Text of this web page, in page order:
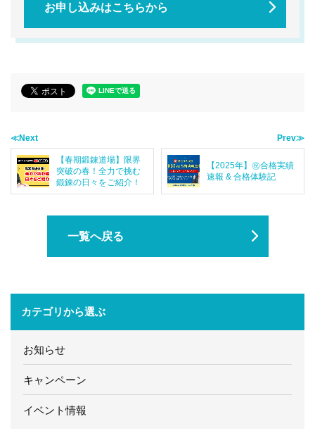
お申し込みはこちらから
≪Next
【春期鍛錬道場】限界
突破の春！全力で挑む
鍛錬の日々をご紹介！
Prev≫
【2025年】㊗️合格実績
速報 & 合格体験記
一覧へ戻る
カテゴリから選ぶ
お知らせ
キャンペーン
イベント情報